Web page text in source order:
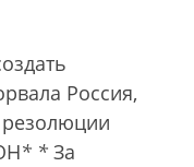
Россия,
* * За